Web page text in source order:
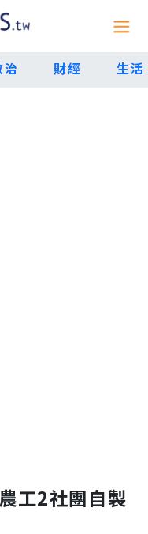
治 財經 生活
工2社團自製